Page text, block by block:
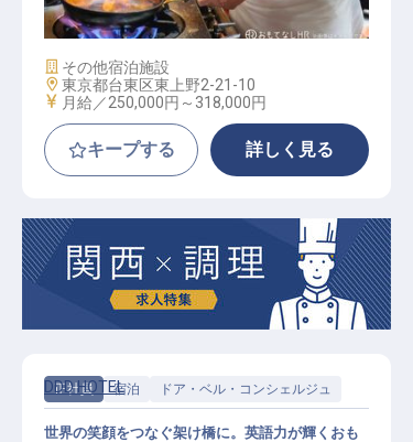
施設業態
その他宿泊施設
勤務地
東京都台東区東上野2-21-10
給与
月給／250,000円～ 318,000円
キープする 詳しく見る
正社員 宿泊 ドア・ベル・コンシェルジュ
DDD HOTEL
世界の笑顔をつなぐ架け橋に。英語力が輝くおも